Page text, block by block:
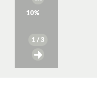
10%
1 / 3